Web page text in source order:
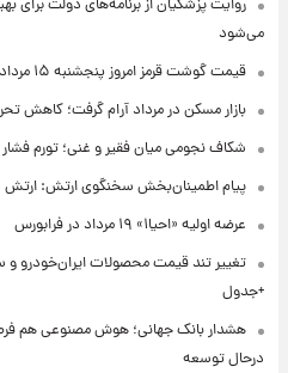
روایت پزشکیان از برنامه‌های دولت
می‌شود
قیمت گوشت قرمز امروز پنجشنبه ۱۵ مرداد ۱۴۰۵ +جدول
بازار مسکن در مرداد آرام گرفت؛ کاهش
شکاف نجومی میان فقیر و غنی؛ تورم
پیام اطمینان‌بخش سخنگوی ارتش: ارتش
عرضه اولیه «احیا۱» ۱۹ مرداد در فرابورس
+جدول
هشدار بانک جهانی؛ هوش مصنوعی هم
درحال توسعه